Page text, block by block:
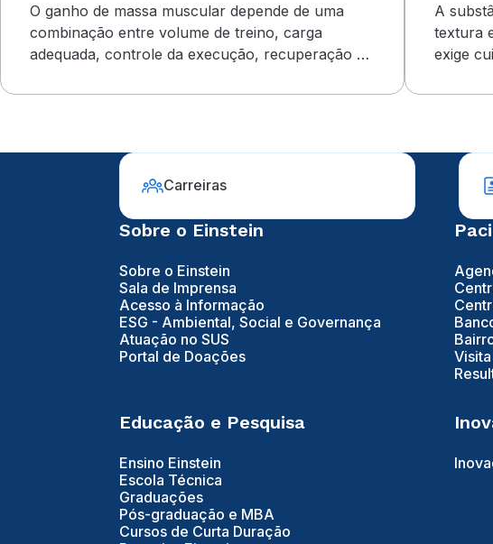
O ganho de massa muscular depende de uma
combinação entre volume de treino, carga
adequada, controle da execução, recuperação e
A
textura
exige
Carreiras
Sobre o Einstein
Sobre o Einstein
Sala de Imprensa
Acesso à Informação
ESG - Ambiental, Social e Governança
Atuação no SUS
Portal de Doações
Educação e Pesquisa
Ensino Einstein
Escola Técnica
Graduações
Pós-graduação e MBA
Cursos de Curta Duração